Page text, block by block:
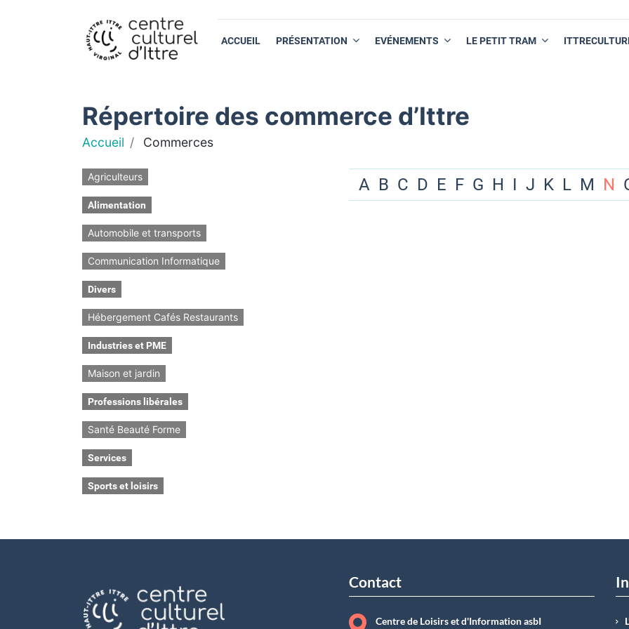
ACCUEIL PRÉSENTATION EVÉNEMENTS LE PETIT TRAM
Répertoire des commerce d’Ittre
Accueil Commerces
Agriculteurs
Alimentation
Automobile et transports
Communication Informatique
Divers
Hébergement Cafés Restaurants
Industries et PME
Maison et jardin
Professions libérales
Santé Beauté Forme
Services
Sports et loisirs
A B C D E F G H I J K L M N
Contact
Centre de Loisirs et d'Information asbI